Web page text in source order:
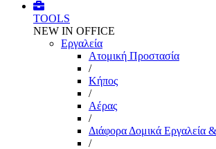
TOOLS
NEW IN OFFICE
Εργαλεία
Aτομική Προστασία
/
Kήπος
/
Αέρας
/
Διάφορα Δομικά Εργαλεία
/